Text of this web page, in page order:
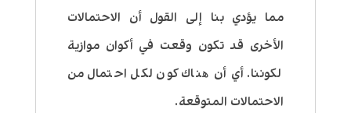
مما يؤدي بنا إلى القول أن الاحتمالات
الأخرى قد تكون وقعت في أكوان موازية
لكوننا. أي أن ھناك كون لكل احتمال من
الاحتمالات المتوقعة.